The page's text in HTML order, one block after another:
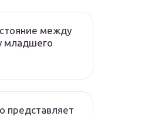
между
младшего
представляет